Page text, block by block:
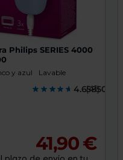
Philips SERIES 4000
y azul Lavable
4.6585000
(41)
41,90 €